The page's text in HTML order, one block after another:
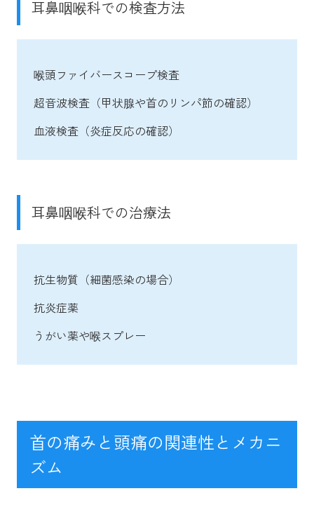
耳鼻咽喉科での検査方法
喉頭ファイバースコープ検査
超音波検査（甲状腺や首のリンパ節の確認）
血液検査（炎症反応の確認）
耳鼻咽喉科での治療法
抗生物質（細菌感染の場合）
抗炎症薬
うがい薬や喉スプレー
首の痛みと頭痛の関連性とメカニ
ズム